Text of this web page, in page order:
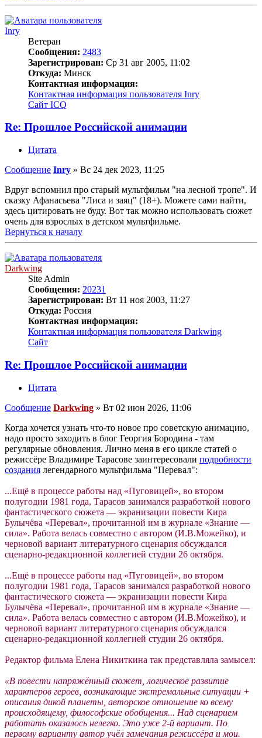
Inry
Ветеран
Сообщения: 2483
Зарегистрирован: Ср 31 авг 2005, 11:02
Откуда: Минск
Контактная информация:
Контактная информация пользователя Inry
Сайт ICQ
Re: Прошлое Российской анимации
Цитата
Сообщение Inry » Вс 24 дек 2023, 11:25
Вдруг вспомнил про старый мультфильм "на лесной тропе". И
сказку Афанасьева "Лиса и заяц" (18+). Можете сами найти,
здесь цитировать не буду. Вот так можно использовать сюжет
очень для взрослых в детском мультфильме.
Вернуться к началу
Darkwing
Site Admin
Сообщения: 20231
Зарегистрирован: Вт 11 ноя 2003, 11:27
Откуда: Россия
Контактная информация:
Контактная информация пользователя Darkwing
Сайт
Re: Прошлое Российской анимации
Цитата
Сообщение Darkwing » Вт 02 июн 2026, 11:06
Когда хочется узнать что-то новое про советскую анимацию,
надо просто заходить в блог Георгия Бородина - там
регулярные обновления. Лично меня в его цикле статей о
режиссёре Владимире Тарасове заинтересовали подробности
создания легендарного мультфильма "Перевал":
...Ещё в процессе работы над «Пуговицей», во втором
полугодии 1981 года, Тарасов занимался разработкой нового
фантастического сюжета — экранизации повести Кира
Булычёва «Перевал», прочитанной им в журнале «Знание —
сила». Работа велась совместно с автором (И.В.Можейко), и
черновой вариант литературного сценария обсуждался
сценарно-редакционной коллегией студии 26 октября.
...Ещё в процессе работы над «Пуговицей», во втором
полугодии 1981 года, Тарасов занимался разработкой нового
фантастического сюжета — экранизации повести Кира
Булычёва «Перевал», прочитанной им в журнале «Знание —
сила». Работа велась совместно с автором (И.В.Можейко), и
черновой вариант литературного сценария обсуждался
сценарно-редакционной коллегией студии 26 октября.
Редактор фильма Елена Никиткина так представляла замысел:
«В повести напряжённый сюжет, логическое развитие
характеров героев, возникающие экстремальные ситуации +
описания дикой планеты, авторское отношение ко всему
происходящему, философские обобщения... Над сценарием
работать оказалось нелегко. Это уже 2-й вариант. По
первому варианту автор учёл замечания режиссёра и мои.